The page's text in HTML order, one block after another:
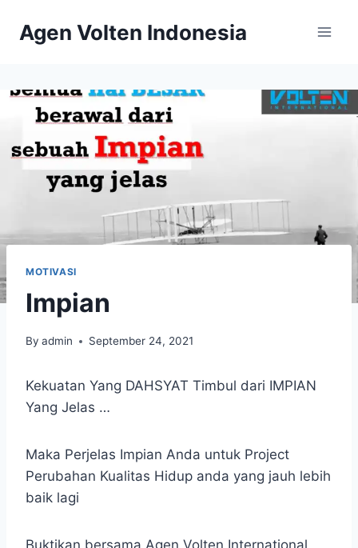
Agen Volten Indonesia
MOTIVASI
Impian
By admin September 24, 2021
Kekuatan Yang DAHSYAT Timbul dari IMPIAN
Yang Jelas …
Maka Perjelas Impian Anda untuk Project
Perubahan Kualitas Hidup anda yang jauh lebih
baik lagi